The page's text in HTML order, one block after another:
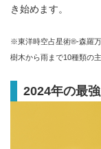
き始めます。
※東洋時空占星術®‐森羅
樹木から雨まで10種類の
2024年の最